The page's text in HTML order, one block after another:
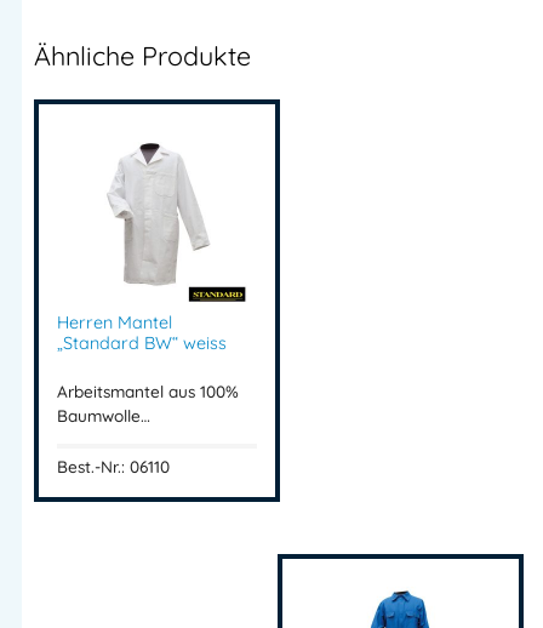
Ähnliche Produkte
Herren Mantel
„Standard BW“ weiss
Arbeitsmantel aus 100%
Baumwolle…
Best.-Nr.: 06110